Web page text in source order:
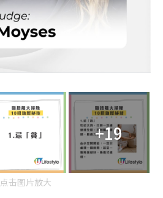
+19
点击图片放大